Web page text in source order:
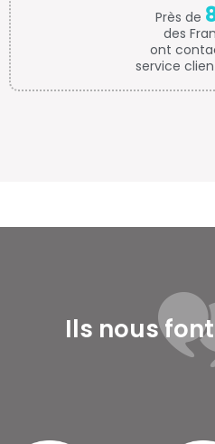
Près de
des
ont
service
Ils nous